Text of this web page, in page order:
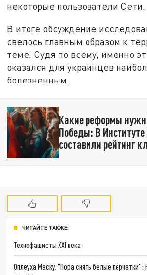
некоторые пользователи Сети.
В итоге обсуждение
свелось главным образом к
теме. Судя по всему, именно
оказался для украинцев
болезненным.
Какие реформы
Победы: В
составили рейтинг
ЧИТАЙТЕ ТАКЖЕ:
Технофашисты XXI века
Оплеуха Маску. "Пора снять белые перчатки":